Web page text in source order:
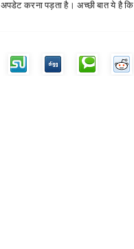
करना पड़ता है। अच्छी बात ये है